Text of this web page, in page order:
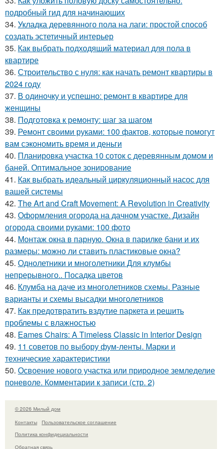
подробный гид для начинающих
34. Укладка деревянного пола на лаги: простой способ
создать эстетичный интерьер
35. Как выбрать подходящий материал для пола в
квартире
36. Строительство с нуля: как начать ремонт квартиры в
2024 году
37. В одиночку и успешно: ремонт в квартире для
женщины
38. Подготовка к ремонту: шаг за шагом
39. Ремонт своими руками: 100 фактов, которые помогут
вам сэкономить время и деньги
40. Планировка участка 10 соток с деревянным домом и
баней. Оптимальное зонирование
41. Как выбрать идеальный циркуляционный насос для
вашей системы
42. The Art and Craft Movement: A Revolution in Creativity
43. Оформления огорода на дачном участке. Дизайн
огорода своими руками: 100 фото
44. Монтаж окна в парную. Окна в парилке бани и их
размеры: можно ли ставить пластиковые окна?
45. Однолетники и многолетники Для клумбы
непрерывного.. Посадка цветов
46. Клумба на даче из многолетников схемы. Разные
варианты и схемы высадки многолетников
47. Как предотвратить вздутие паркета и решить
проблемы с влажностью
48. Eames Chairs: A Timeless Classic in Interior Design
49. 11 советов по выбору фум-ленты. Марки и
технические характеристики
50. Освоение нового участка или природное земледелие
поневоле. Комментарии к записи (стр. 2)
© 2026 Милый дом
Контакты
Пользовательское соглашение
Политика конфидециальности
Обратная связь